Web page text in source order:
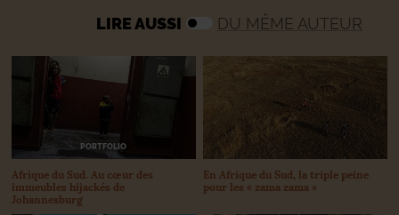
LIRE AUSSI DU MÊME AUTEUR
PORTFOLIO
Afrique du Sud. Au cœur des
immeubles hijackés de
Johannesburg
En Afrique du Sud, la triple peine
pour les « zama zama »